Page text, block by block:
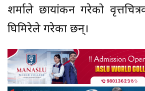
शर्माले छायांकन गरेको
घिमिरेले गरेका छन्।